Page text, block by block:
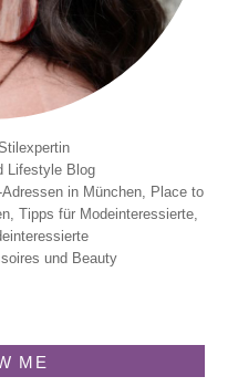
Lifestyle Blog
in München, Place to
Tipps für Modeinteressierte,
und Beauty
ME